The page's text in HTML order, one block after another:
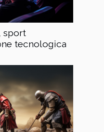
sport
tecnologica